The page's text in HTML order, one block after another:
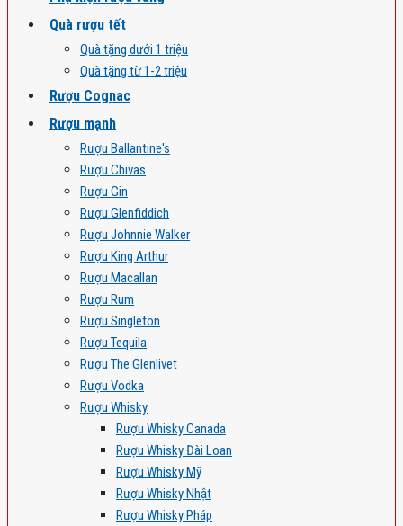
Quà rượu tết
Quà tặng dưới 1 triệu
Quà tặng từ 1-2 triệu
Rượu Cognac
Rượu mạnh
Rượu Ballantine's
Rượu Chivas
Rượu Gin
Rượu Glenfiddich
Rượu Johnnie Walker
Rượu King Arthur
Rượu Macallan
Rượu Rum
Rượu Singleton
Rượu Tequila
Rượu The Glenlivet
Rượu Vodka
Rượu Whisky
Rượu Whisky Canada
Rượu Whisky Đài Loan
Rượu Whisky Mỹ
Rượu Whisky Nhật
Rượu Whisky Pháp